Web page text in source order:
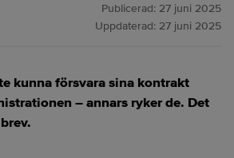
Publicerad: 27 juni 2025
Uppdaterad: 27 juni 2025
kunna försvara sina kontrakt
– annars ryker de. Det